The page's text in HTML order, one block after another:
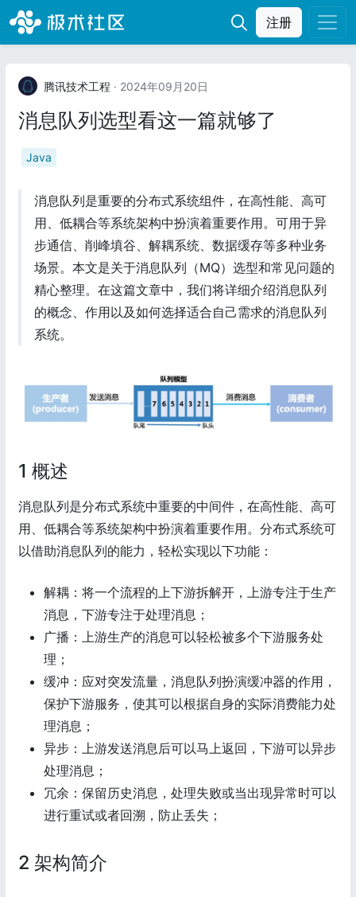
注册
腾讯技术工程 · 2024年09月20日
消息队列选型看这一篇就够了
Java
消息队列是重要的分布式系统组件，在高性能、高可
用、低耦合等系统架构中扮演着重要作用。可用于异
步通信、削峰填谷、解耦系统、数据缓存等多种业务
场景。本文是关于消息队列（MQ）选型和常见问题的
精心整理。在这篇文章中，我们将详细介绍消息队列
的概念、作用以及如何选择适合自己需求的消息队列
系统。
1 概述
消息队列是分布式系统中重要的中间件，在高性能、高可
用、低耦合等系统架构中扮演着重要作用。分布式系统可
以借助消息队列的能力，轻松实现以下功能：
解耦：将一个流程的上下游拆解开，上游专注于生产
消息，下游专注于处理消息；
广播：上游生产的消息可以轻松被多个下游服务处
理；
缓冲：应对突发流量，消息队列扮演缓冲器的作用，
保护下游服务，使其可以根据自身的实际消费能力处
理消息；
异步：上游发送消息后可以马上返回，下游可以异步
处理消息；
冗余：保留历史消息，处理失败或当出现异常时可以
进行重试或者回溯，防止丢失；
2 架构简介